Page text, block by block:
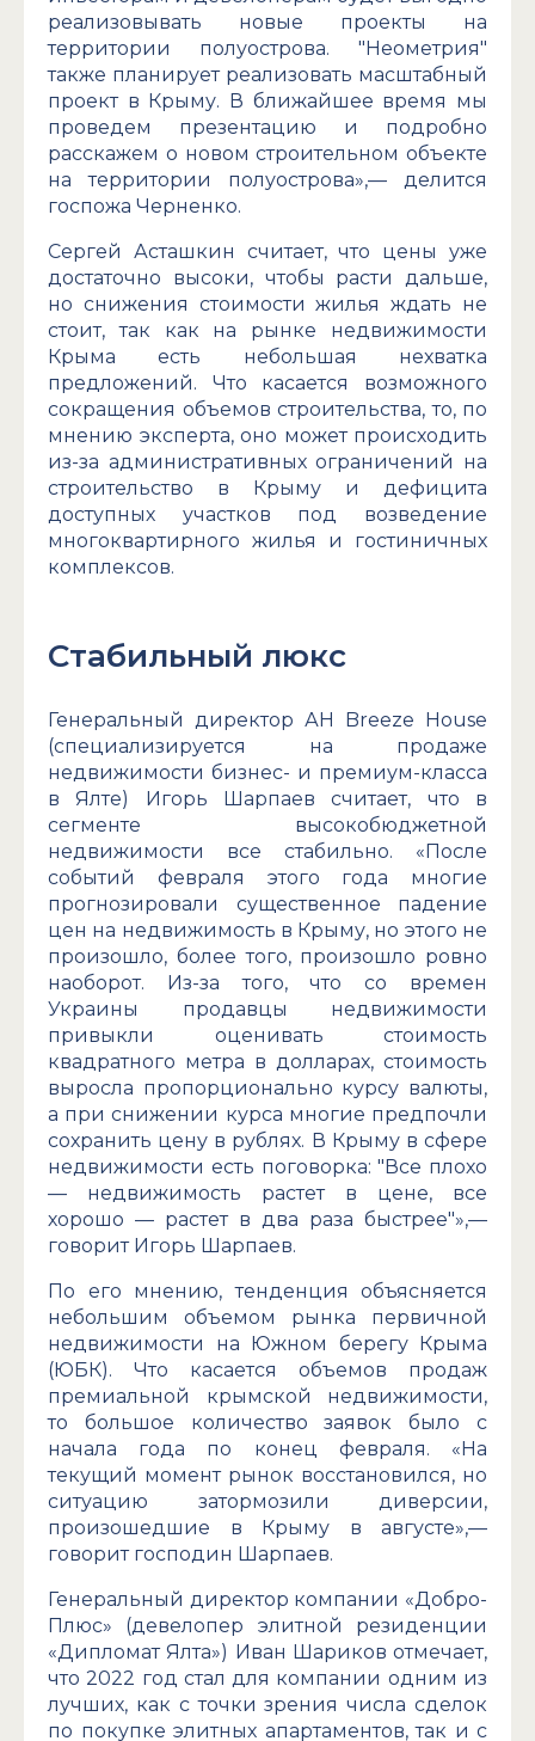
реализовывать новые проекты на
территории полуострова. "Неометрия"
также планирует реализовать масштабный
проект в Крыму. В ближайшее время мы
проведем презентацию и подробно
расскажем о новом строительном объекте
на территории полуострова»,— делится
госпожа Черненко.
Сергей Асташкин считает, что цены уже
достаточно высоки, чтобы расти дальше,
но снижения стоимости жилья ждать не
стоит, так как на рынке недвижимости
Крыма есть небольшая нехватка
предложений. Что касается возможного
сокращения объемов строительства, то, по
мнению эксперта, оно может происходить
из-за административных ограничений на
строительство в Крыму и дефицита
доступных участков под возведение
многоквартирного жилья и гостиничных
комплексов.
Стабильный люкс
Генеральный директор АН Breeze House
(специализируется на продаже
недвижимости бизнес- и премиум-класса
в Ялте) Игорь Шарпаев считает, что в
сегменте высокобюджетной
недвижимости все стабильно. «После
событий февраля этого года многие
прогнозировали существенное падение
цен на недвижимость в Крыму, но этого не
произошло, более того, произошло ровно
наоборот. Из-за того, что со времен
Украины продавцы недвижимости
привыкли оценивать стоимость
квадратного метра в долларах, стоимость
выросла пропорционально курсу валюты,
а при снижении курса многие предпочли
сохранить цену в рублях. В Крыму в сфере
недвижимости есть поговорка: "Все плохо
— недвижимость растет в цене, все
хорошо — растет в два раза быстрее"»,—
говорит Игорь Шарпаев.
По его мнению, тенденция объясняется
небольшим объемом рынка первичной
недвижимости на Южном берегу Крыма
(ЮБК). Что касается объемов продаж
премиальной крымской недвижимости,
то большое количество заявок было с
начала года по конец февраля. «На
текущий момент рынок восстановился, но
ситуацию затормозили диверсии,
произошедшие в Крыму в августе»,—
говорит господин Шарпаев.
Генеральный директор компании «Добро-
Плюс» (девелопер элитной резиденции
«Дипломат Ялта») Иван Шариков отмечает,
что 2022 год стал для компании одним из
лучших, как с точки зрения числа сделок
по покупке элитных апартаментов, так и с